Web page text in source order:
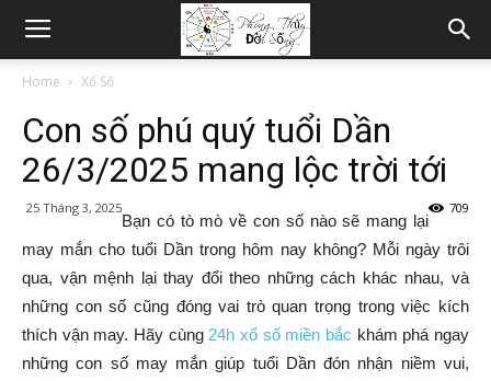
Home Xổ Số
Con số phú quý tuổi Dần
26/3/2025 mang lộc trời tới
25 Tháng 3, 2025 709
Bạn có tò mò về con số nào sẽ mang lại
may mắn cho tuổi Dần trong hôm nay không? Mỗi ngày trôi
qua, vận mệnh lại thay đổi theo những cách khác nhau, và
những con số cũng đóng vai trò quan trọng trong việc kích
thích vận may. Hãy cùng 24h xổ số miền bắc khám phá ngay
những con số may mắn giúp tuổi Dần đón nhận niềm vui,